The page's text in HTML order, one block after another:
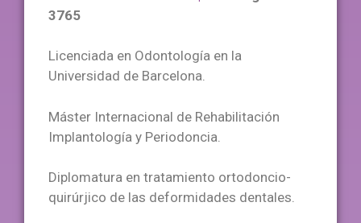
3765
Licenciada en Odontología en la
Universidad de Barcelona.
Máster Internacional de Rehabilitación
Implantología y Periodoncia.
Diplomatura en tratamiento ortodoncio-
quirúrjico de las deformidades dentales.